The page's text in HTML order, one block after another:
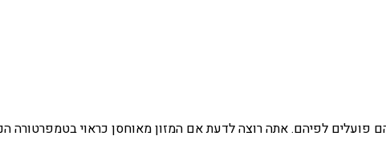
פועלים לפיהם. אתה רוצה לדעת אם המזון מאוחסן כראוי בטמפרטורה